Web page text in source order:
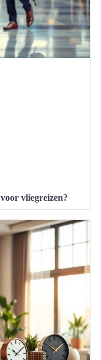
vliegreizen?